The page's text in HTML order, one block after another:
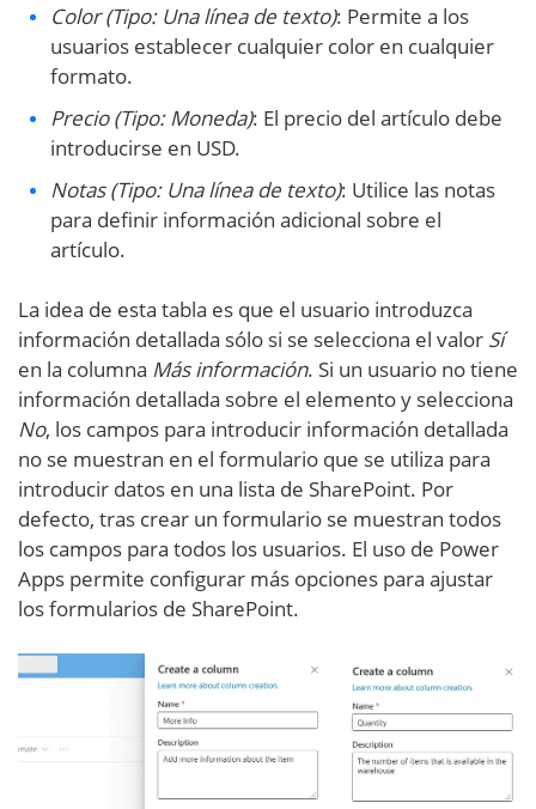
Color (Tipo: Una línea de texto): Permite a los
usuarios establecer cualquier color en cualquier
formato.
Precio (Tipo: Moneda): El precio del artículo debe
introducirse en USD.
Notas (Tipo: Una línea de texto): Utilice las notas
para definir información adicional sobre el
artículo.
La idea de esta tabla es que el usuario introduzca
información detallada sólo si se selecciona el valor Sí
en la columna Más información. Si un usuario no tiene
información detallada sobre el elemento y selecciona
No, los campos para introducir información detallada
no se muestran en el formulario que se utiliza para
introducir datos en una lista de SharePoint. Por
defecto, tras crear un formulario se muestran todos
los campos para todos los usuarios. El uso de Power
Apps permite configurar más opciones para ajustar
los formularios de SharePoint.